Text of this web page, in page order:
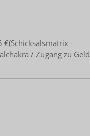
€(Schicksalsmatrix -
/ Zugang zu Geld